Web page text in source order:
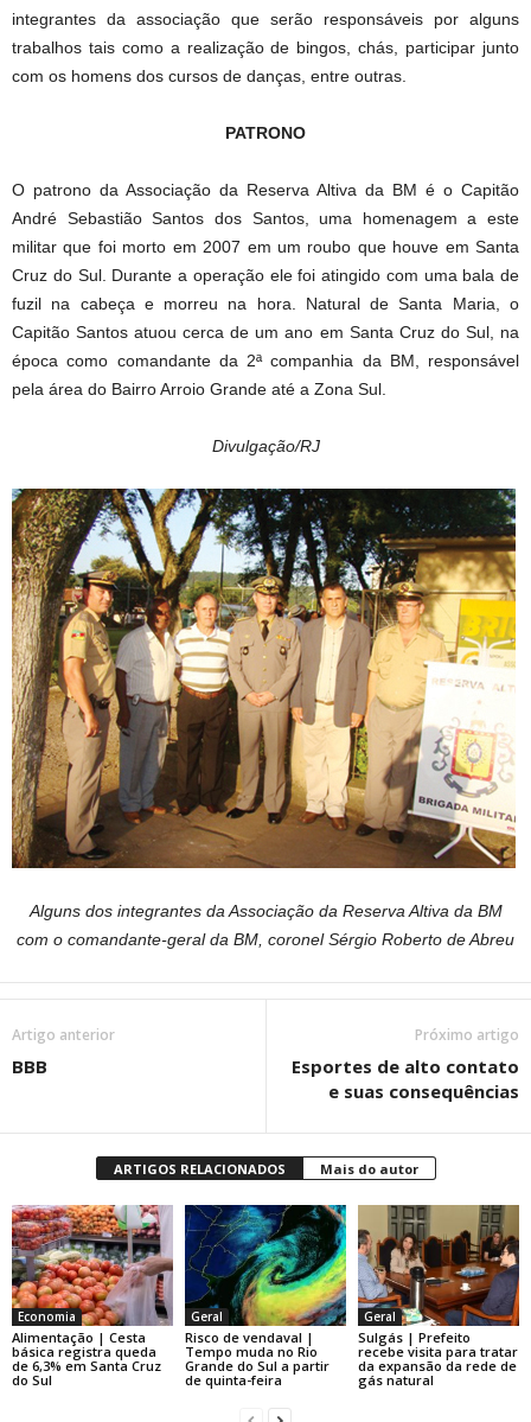
integrantes da associação que serão responsáveis por alguns
trabalhos tais como a realização de bingos, chás, participar junto
com os homens dos cursos de danças, entre outras.
PATRONO
O patrono da Associação da Reserva Altiva da BM é o Capitão
André Sebastião Santos dos Santos, uma homenagem a este
militar que foi morto em 2007 em um roubo que houve em Santa
Cruz do Sul. Durante a operação ele foi atingido com uma bala de
fuzil na cabeça e morreu na hora. Natural de Santa Maria, o
Capitão Santos atuou cerca de um ano em Santa Cruz do Sul, na
época como comandante da 2ª companhia da BM, responsável
pela área do Bairro Arroio Grande até a Zona Sul.
Divulgação/RJ
Alguns dos integrantes da Associação da Reserva Altiva da BM
com o comandante-geral da BM, coronel Sérgio Roberto de Abreu
Artigo anterior
BBB
Próximo artigo
Esportes de alto contato
e suas consequências
ARTIGOS RELACIONADOS Mais do autor
Economia
Alimentação | Cesta
básica registra queda
de 6,3% em Santa Cruz
do Sul
Geral
Risco de vendaval |
Tempo muda no Rio
Grande do Sul a partir
de quinta-feira
Geral
Sulgás | Prefeito
recebe visita para tratar
da expansão da rede de
gás natural